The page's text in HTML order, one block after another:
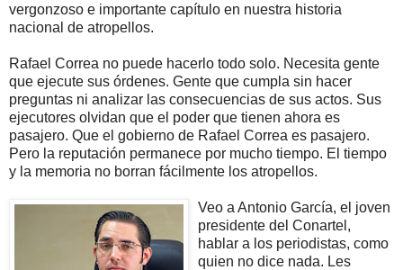
vergonzoso e importante capítulo en nuestra historia
nacional de atropellos.
Rafael Correa no puede hacerlo todo solo. Necesita gente
que ejecute sus órdenes. Gente que cumpla sin hacer
preguntas ni analizar las consecuencias de sus actos. Sus
ejecutores olvidan que el poder que tienen ahora es
pasajero. Que el gobierno de Rafael Correa es pasajero.
Pero la reputación permanece por mucho tiempo. El tiempo
y la memoria no borran fácilmente los atropellos.
Veo a Antonio García, el joven
presidente del Conartel,
hablar a los periodistas, como
quien no dice nada. Les